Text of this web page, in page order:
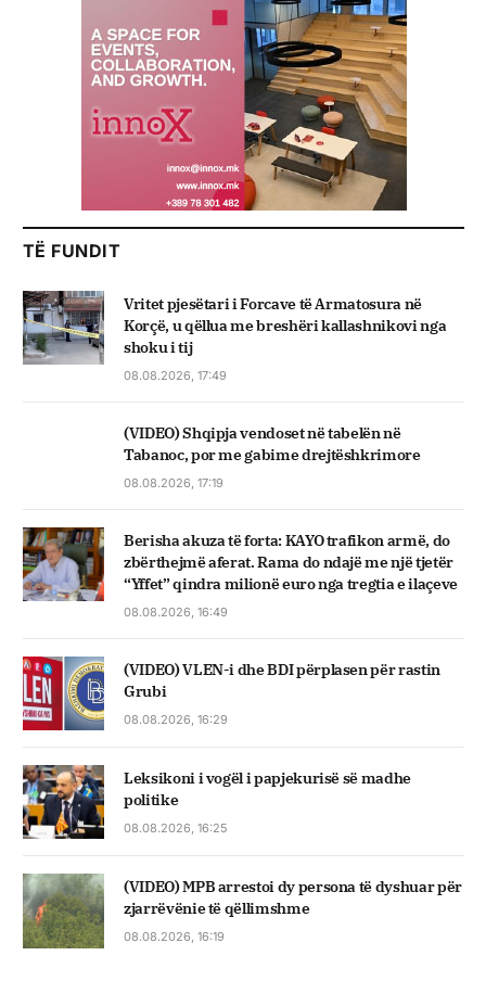
TË FUNDIT
Vritet pjesëtari i Forcave të Armatosura në
Korçë, u qëllua me breshëri kallashnikovi nga
shoku i tij
08.08.2026, 17:49
(VIDEO) Shqipja vendoset në tabelën në
Tabanoc, por me gabime drejtëshkrimore
08.08.2026, 17:19
Berisha akuza të forta: KAYO trafikon armë, do
zbërthejmë aferat. Rama do ndajë me një tjetër
“Yffet” qindra milionë euro nga tregtia e ilaçeve
08.08.2026, 16:49
(VIDEO) VLEN-i dhe BDI përplasen për rastin
Grubi
08.08.2026, 16:29
Leksikoni i vogël i papjekurisë së madhe
politike
08.08.2026, 16:25
(VIDEO) MPB arrestoi dy persona të dyshuar për
zjarrëvënie të qëllimshme
08.08.2026, 16:19